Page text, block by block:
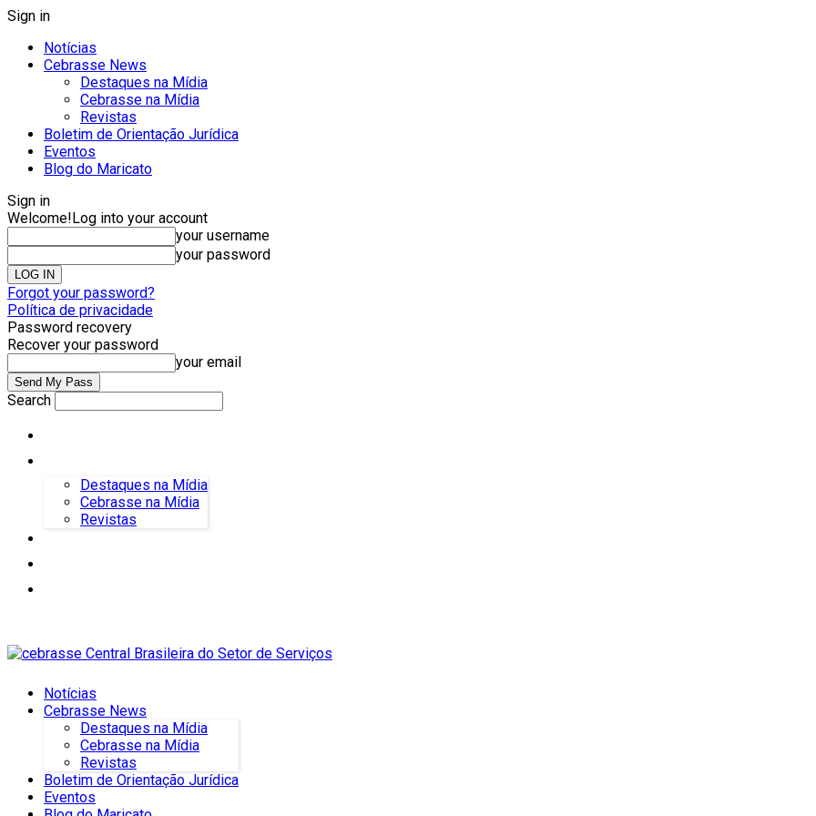
Sign in
Notícias
Cebrasse News
Destaques na Mídia
Cebrasse na Mídia
Revistas
Boletim de Orientação Jurídica
Eventos
Blog do Maricato
Sign in
Welcome!Log into your account
your username
your password
Forgot your password?
Política de privacidade
Password recovery
Recover your password
your email
Search
Destaques na Mídia
Cebrasse na Mídia
Revistas
Notícias
Cebrasse News
Destaques na Mídia
Cebrasse na Mídia
Revistas
Boletim de Orientação Jurídica
Eventos